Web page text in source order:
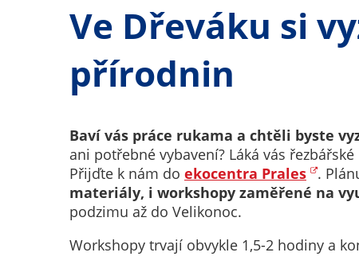
Ve Dřeváku si
přírodnin
Baví vás práce rukama a chtěli byste
ani potřebné vybavení? Láká vás
Přijďte k nám do ekocentra Prales .
materiály, i workshopy zaměřené na
podzimu až do Velikonoc.
Workshopy trvají obvykle 1,5-2 hodiny a